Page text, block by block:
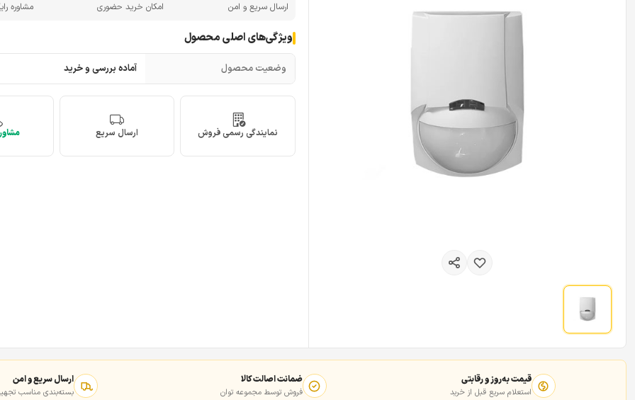
ارسال سریع و امن امکان خرید حضوری مشاوره
ویژگی‌های اصلی محصول
وضعیت محصول آماده بررسی و خرید
نمایندگی رسمی فروش ارسال سریع
قیمت به‌روز و رقابتی
استعلام سریع قبل از خرید
ضمانت اصالت کالا
فروش توسط مجموعه توان
ارسال سریع و امن
بسته‌بندی مناسب